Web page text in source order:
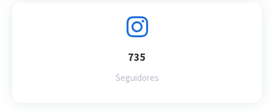
735
Seguidores